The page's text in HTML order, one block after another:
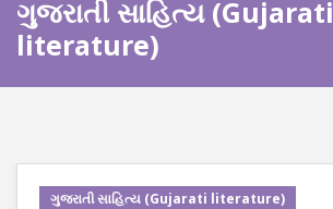
ગુજરાતી સાહિત્ય (Gujarati
literature)
ગુજરાતી સાહિત્ય (Gujarati literature)